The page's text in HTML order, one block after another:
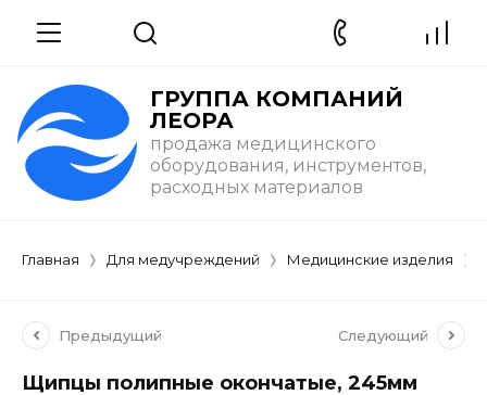
ГРУППА КОМПАНИЙ
ЛЕОРА
продажа медицинского
оборудования, инструментов,
расходных материалов
Главная Для медучреждений Медицинские изделия
Предыдущий Следующий
Щипцы полипные окончатые, 245мм